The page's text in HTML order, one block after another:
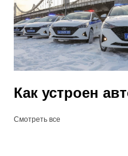
Как устроен
Смотреть все